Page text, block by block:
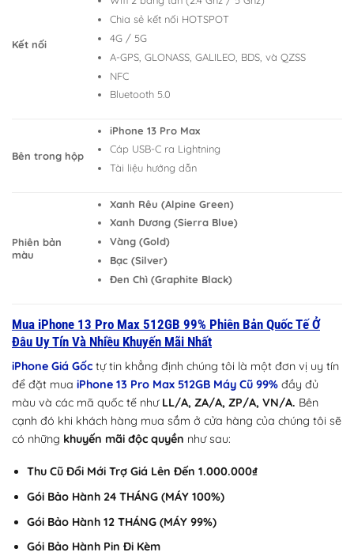
Kết nối
Chia sẻ kết nối HOTSPOT
4G / 5G
A-GPS, GLONASS, GALILEO, BDS, và QZSS
NFC
Bluetooth 5.0
Bên trong hộp
iPhone 13 Pro Max
Cáp USB-C ra Lightning
Tài liệu hướng dẫn
Phiên bản
màu
Xanh Rêu (Alpine Green)
Xanh Dương (Sierra Blue)
Vàng (Gold)
Bạc (Silver)
Đen Chì (Graphite Black)
Mua iPhone 13 Pro Max 512GB 99% Phiên Bản Quốc Tế Ở
Đâu Uy Tín Và Nhiều Khuyến Mãi Nhất
iPhone Giá Gốc tự tin khẳng định chúng tôi là một đơn vị uy tín
để đặt mua iPhone 13 Pro Max 512GB Máy Cũ 99% đầy đủ
màu và các mã quốc tế như LL/A, ZA/A, ZP/A, VN/A. Bên
cạnh đó khi khách hàng mua sắm ở cửa hàng của chúng tôi sẽ
có những khuyến mãi độc quyền như sau:
Thu Cũ Đổi Mới Trợ Giá Lên Đến 1.000.000₫
Gói Bảo Hành 24 THÁNG (MÁY 100%)
Gói Bảo Hành 12 THÁNG (MÁY 99%)
Gói Bảo Hành Pin Đi Kèm